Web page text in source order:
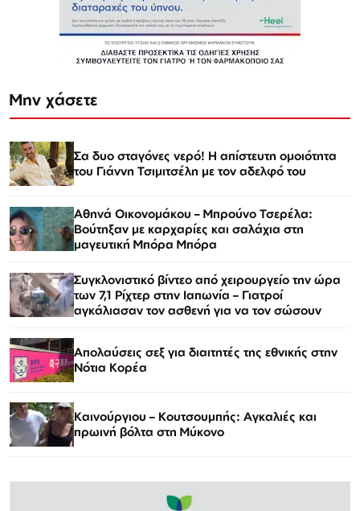
Μην χάσετε
Σα δυο σταγόνες νερό! Η απίστευτη ομοιότητα
του Γιάννη Τσιμιτσέλη με τον αδελφό του
Αθηνά Οικονομάκου – Μπρούνο Τσερέλα:
Βούτηξαν με καρχαρίες και σαλάχια στη
μαγευτική Μπόρα Μπόρα
Συγκλονιστικό βίντεο από χειρουργείο την ώρα
των 7,1 Ρίχτερ στην Ιαπωνία – Γιατροί
αγκάλιασαν τον ασθενή για να τον σώσουν
Απολαύσεις σεξ για διαιτητές της εθνικής στην
Νότια Κορέα
Καινούργιου – Κουτσουμπής: Αγκαλιές και
πρωινή βόλτα στη Μύκονο